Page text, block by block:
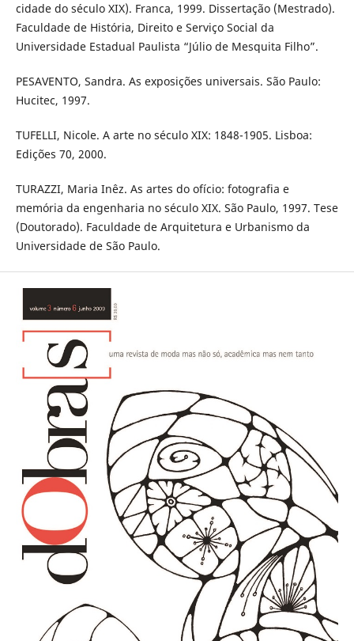
cidade do século XIX). Franca, 1999. Dissertação (Mestrado).
Faculdade de História, Direito e Serviço Social da
Universidade Estadual Paulista “Júlio de Mesquita Filho”.
PESAVENTO, Sandra. As exposições universais. São Paulo:
Hucitec, 1997.
TUFELLI, Nicole. A arte no século XIX: 1848-1905. Lisboa:
Edições 70, 2000.
TURAZZI, Maria Inêz. As artes do ofício: fotografia e
memória da engenharia no século XIX. São Paulo, 1997. Tese
(Doutorado). Faculdade de Arquitetura e Urbanismo da
Universidade de São Paulo.